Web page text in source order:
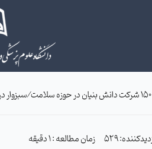
زمان مطالعه : 1 دقیقه